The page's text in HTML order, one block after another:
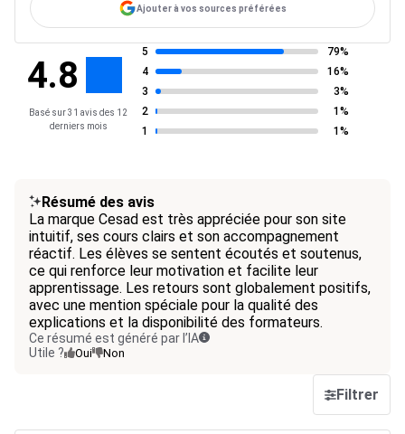
Ajouter à vos sources préférées
4.8
Basé sur 31 avis des 12
derniers mois
5
79%
4
16%
3
3%
2
1%
1
1%
Résumé des avis
La marque Cesad est très appréciée pour son site
intuitif, ses cours clairs et son accompagnement
réactif. Les élèves se sentent écoutés et soutenus,
ce qui renforce leur motivation et facilite leur
apprentissage. Les retours sont globalement positifs,
avec une mention spéciale pour la qualité des
explications et la disponibilité des formateurs.
Ce résumé est généré par l’IA
Utile ?
Oui Non
Filtrer